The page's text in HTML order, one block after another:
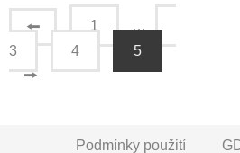
⭠ 1
…
3
4 5
⭢
Podmínky použití